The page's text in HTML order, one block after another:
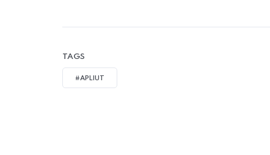
TAGS
#APLIUT